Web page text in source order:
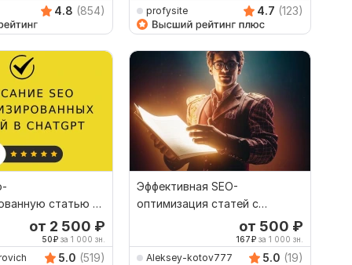
4.8 (854) profysite 4.7 (123)
статью с
от 2 500 ₽
50₽ за 1 000 зн.
5.0 (519)
Эффективная SEO-
оптимизация статей с
ключевыми словамиот 500 ₽
167₽ за 1 000 зн.
Aleksey-kotov777 5.0 (19)